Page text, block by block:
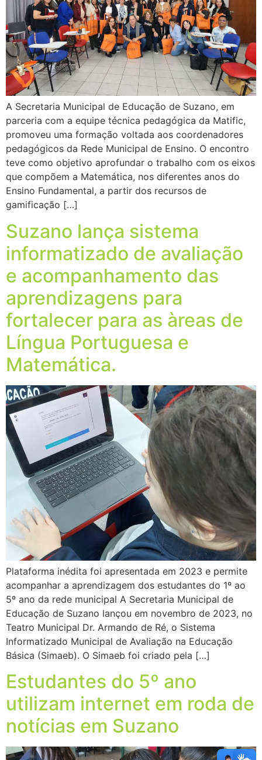
A Secretaria Municipal de Educação de Suzano, em
parceria com a equipe técnica pedagógica da Matific,
promoveu uma formação voltada aos coordenadores
pedagógicos da Rede Municipal de Ensino. O encontro
teve como objetivo aprofundar o trabalho com os eixos
que compõem a Matemática, nos diferentes anos do
Ensino Fundamental, a partir dos recursos de
gamificação […]
Suzano lança sistema
informatizado de avaliação
e acompanhamento das
aprendizagens para
fortalecer para as àreas de
Língua Portuguesa e
Matemática.
Plataforma inédita foi apresentada em 2023 e permite
acompanhar a aprendizagem dos estudantes do 1º ao
5º ano da rede municipal A Secretaria Municipal de
Educação de Suzano lançou em novembro de 2023, no
Teatro Municipal Dr. Armando de Ré, o Sistema
Informatizado Municipal de Avaliação na Educação
Básica (Simaeb). O Simaeb foi criado pela […]
Estudantes do 5º ano
utilizam internet em roda de
notícias em Suzano